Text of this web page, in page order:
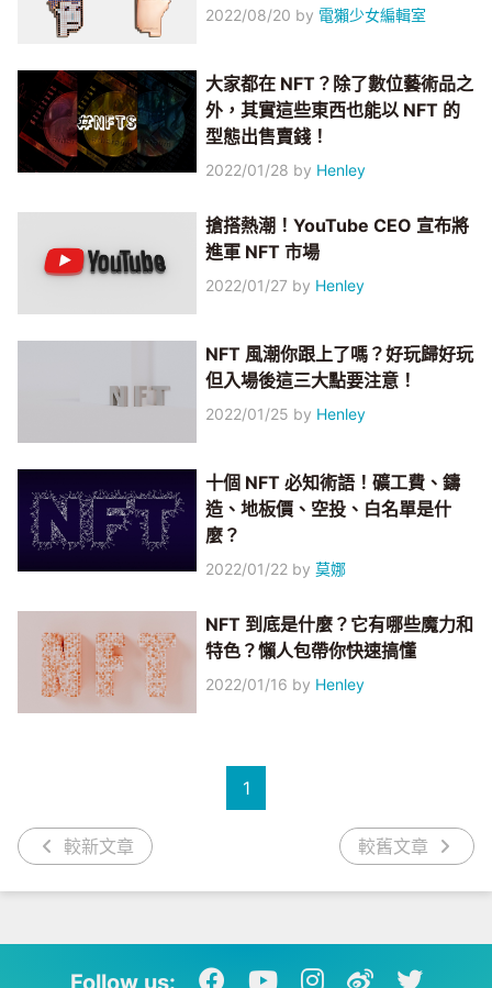
2022/08/20 by 電獺少女編輯室
大家都在 NFT？除了數位藝術品之
外，其實這些東西也能以 NFT 的
型態出售賣錢！
2022/01/28 by Henley
搶搭熱潮！YouTube CEO 宣布將
進軍 NFT 市場
2022/01/27 by Henley
NFT 風潮你跟上了嗎？好玩歸好玩
但入場後這三大點要注意！
2022/01/25 by Henley
十個 NFT 必知術語！礦工費、鑄
造、地板價、空投、白名單是什
麼？
2022/01/22 by莫娜
NFT 到底是什麼？它有哪些魔力和
特色？懶人包帶你快速搞懂
2022/01/16 by Henley
較新文章
1
較舊文章
Follow us: